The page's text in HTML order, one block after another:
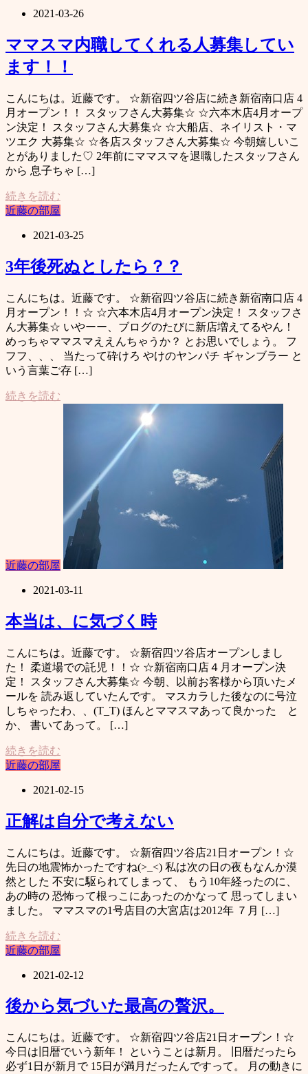
2021-03-26
ママスマ内職してくれる人募集してい
ます！！
こんにちは。近藤です。 ☆新宿四ツ谷店に続き新宿南口店 4
月オープン！！ スタッフさん大募集☆ ☆六本木店4月オープ
ン決定！ スタッフさん大募集☆ ☆大船店、ネイリスト・マ
ツエク 大募集☆ ☆各店スタッフさん大募集☆ 今朝嬉しいこ
とがありました♡ 2年前にママスマを退職したスタッフさん
から 息子ちゃ […]
続きを読む
近藤の部屋
2021-03-25
3年後死ぬとしたら？？
こんにちは。近藤です。 ☆新宿四ツ谷店に続き新宿南口店 4
月オープン！！☆ ☆六本木店4月オープン決定！ スタッフさ
ん大募集☆ いやーー、ブログのたびに新店増えてるやん！
めっちゃママスマええんちゃうか？ とお思いでしょう。 フ
フフ、、、 当たって砕けろ やけのヤンパチ ギャンブラー と
いう言葉ご存 […]
続きを読む
近藤の部屋
2021-03-11
本当は、に気づく時
こんにちは。近藤です。 ☆新宿四ツ谷店オープンしまし
た！ 柔道場での託児！！☆ ☆新宿南口店４月オープン決
定！ スタッフさん大募集☆ 今朝、以前お客様から頂いたメ
ールを 読み返していたんです。 マスカラした後なのに号泣
しちゃったわ、、(T_T) ほんとママスマあって良かった と
か、 書いてあって。 […]
続きを読む
近藤の部屋
2021-02-15
正解は自分で考えない
こんにちは。近藤です。 ☆新宿四ツ谷店21日オープン！☆
先日の地震怖かったですね(>_<) 私は次の日の夜もなんか漠
然とした 不安に駆られてしまって、 もう10年経ったのに、
あの時の 恐怖って根っこにあったのかなって 思ってしまい
ました。 ママスマの1号店目の大宮店は2012年 ７月 […]
続きを読む
近藤の部屋
2021-02-12
後から気づいた最高の贅沢。
こんにちは。近藤です。 ☆新宿四ツ谷店21日オープン！☆
今日は旧暦でいう新年！ ということは新月。 旧暦だったら
必ず1日が新月で 15日が満月だったんですって。 月の動きに